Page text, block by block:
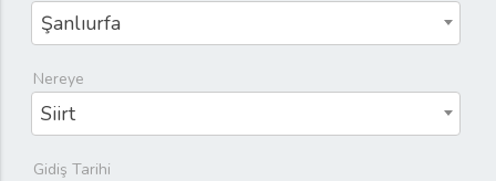
Şanlıurfa
Nereye
Siirt
Gidiş Tarihi